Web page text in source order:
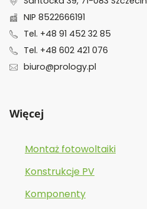
NIP 8522666191
Tel. +48 91 452 32 85
Tel. +48 602 421 076
biuro@prology.pl
Więcej
Montaż fotowoltaiki
Konstrukcje PV
Komponenty